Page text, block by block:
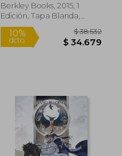
Berkley Books, 2015, 1
Edición, Tapa Blanda,
Nuevo